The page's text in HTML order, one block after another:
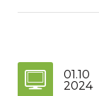
01.10
2024